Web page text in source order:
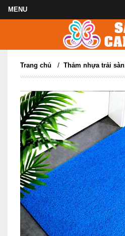
Trang chủ / Thảm nhựa trải sàn